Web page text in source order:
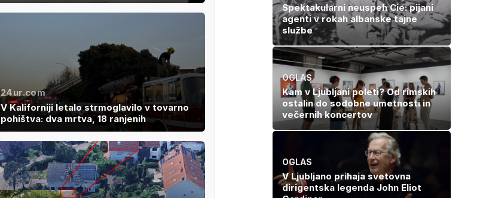
24ur.com
V Kaliforniji letalo strmoglavilo v tovarno
pohištva: dva mrtva, 18 ranjenih
Spektakularni neuspeh Cie: pijani
agenti v rokah albanske tajne
službe
OGLAS
Kam v Ljubljani poleti? Od rimskih
ostalin do sodobne umetnosti in
večernih koncertov
OGLAS
V Ljubljano prihaja svetovna
dirigentska legenda John Eliot